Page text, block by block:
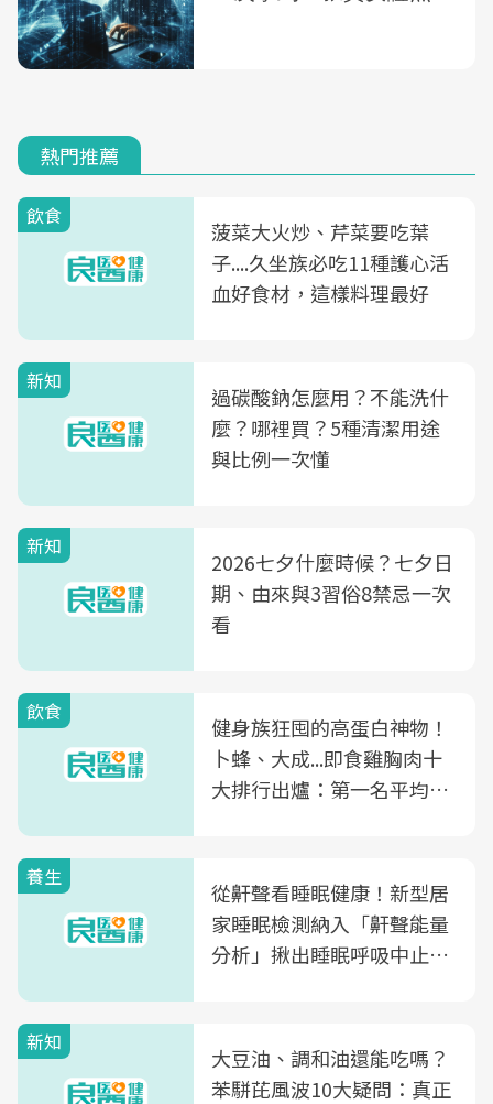
熱門推薦
飲食
菠菜大火炒、芹菜要吃葉
子....久坐族必吃11種護心活
血好食材，這樣料理最好
新知
過碳酸鈉怎麼用？不能洗什
麼？哪裡買？5種清潔用途
與比例一次懂
新知
2026七夕什麼時候？七夕日
期、由來與3習俗8禁忌一次
看
飲食
健身族狂囤的高蛋白神物！
卜蜂、大成...即食雞胸肉十
大排行出爐：第一名平均一
養生
從鼾聲看睡眠健康！新型居
家睡眠檢測納入「鼾聲能量
分析」揪出睡眠呼吸中止症
新知
大豆油、調和油還能吃嗎？
苯駢芘風波10大疑問：真正